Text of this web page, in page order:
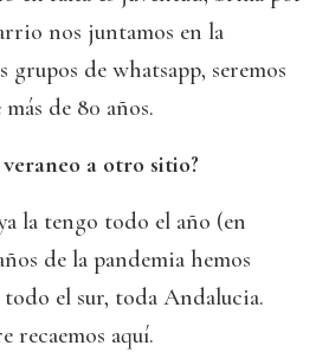
nos juntamos en la
grupos de whatsapp, seremos
de 80 años.
a otro sitio?
ya la tengo todo el año (en
de la pandemia hemos
el sur, toda Andalucia.
recaemos aquí.